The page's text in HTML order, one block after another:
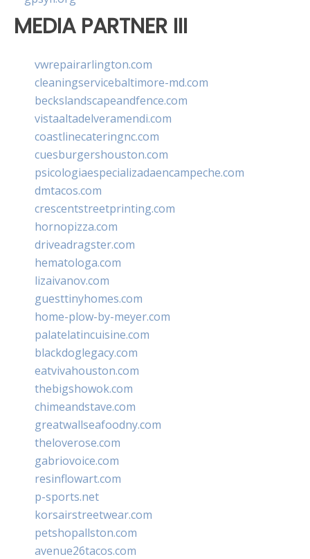
MEDIA PARTNER III
vwrepairarlington.com
cleaningservicebaltimore-md.com
beckslandscapeandfence.com
vistaaltadelveramendi.com
coastlinecateringnc.com
cuesburgershouston.com
psicologiaespecializadaencampeche.com
dmtacos.com
crescentstreetprinting.com
hornopizza.com
driveadragster.com
hematologa.com
lizaivanov.com
guesttinyhomes.com
home-plow-by-meyer.com
palatelatincuisine.com
blackdoglegacy.com
eatvivahouston.com
thebigshowok.com
chimeandstave.com
greatwallseafoodny.com
theloverose.com
gabriovoice.com
resinflowart.com
p-sports.net
korsairstreetwear.com
petshopallston.com
avenue26tacos.com